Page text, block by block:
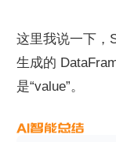
这里我说一下，
生成的
是“value”。